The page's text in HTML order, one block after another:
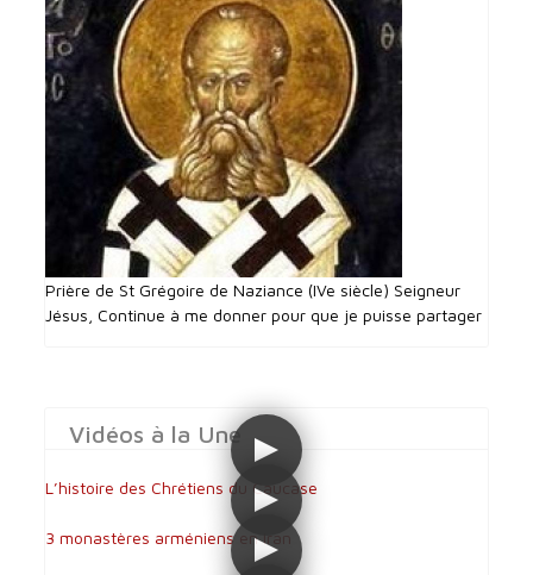
Prière de St Grégoire de Naziance (IVe siècle) Seigneur
Jésus, Continue à me donner pour que je puisse partager
Vidéos à la Une
L’histoire des Chrétiens du Caucase
3 monastères arméniens en Iran